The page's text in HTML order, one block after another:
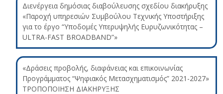
Διενέργεια δημόσιας διαβούλευσης σχεδίου διακήρυξης
«Παροχή υπηρεσιών Συμβούλου Τεχνικής Υποστήριξης
για το έργο “Υποδομές Υπερυψηλής Ευρυζωνικότητας –
ULTRA-FAST BROADBAND”»
«Δράσεις προβολής, διαφάνειας και επικοινωνίας
Προγράμματος “Ψηφιακός Μετασχηματισμός” 2021-2027»
ΤΡΟΠΟΠΟΙΗΣΗ ΔΙΑΚΗΡΥΞΗΣ